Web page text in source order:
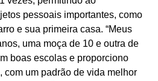
pessoais importantes, como
e sua primeira casa. “Meus
uma moça de 10 e outra de
boas escolas e proporciono
com um padrão de vida melhor